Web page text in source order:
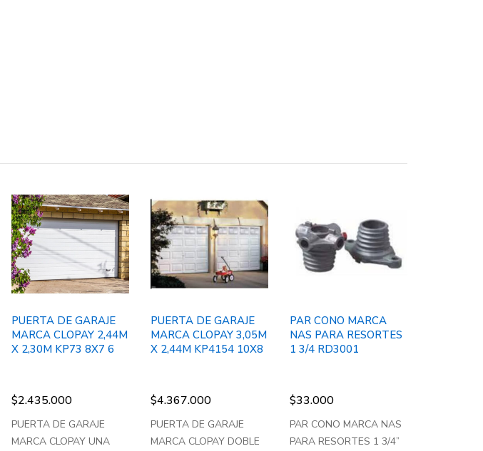
PUERTA DE GARAJE
MARCA CLOPAY 2,44M
X 2,30M KP73 8X7 6
$2.435.000
PUERTA DE GARAJE
MARCA CLOPAY UNA
PUERTA DE GARAJE
MARCA CLOPAY 3,05M
X 2,44M KP4154 10X8
$4.367.000
PUERTA DE GARAJE
MARCA CLOPAY DOBLE
PAR CONO MARCA
NAS PARA RESORTES
1 3/4 RD3001
$33.000
PAR CONO MARCA NAS
PARA RESORTES 1 3/4”